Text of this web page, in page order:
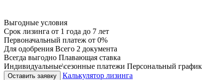
Выгодные условия
Срок лизинга от 1 года до 7 лет
Первоначальный платеж от 0%
Для одобрения Всего 2 документа
Всегда выгодно Плавающая ставка
Индивидуальные\сезонные платежи Персональный график
Оставить заявку Калькулятор лизинга